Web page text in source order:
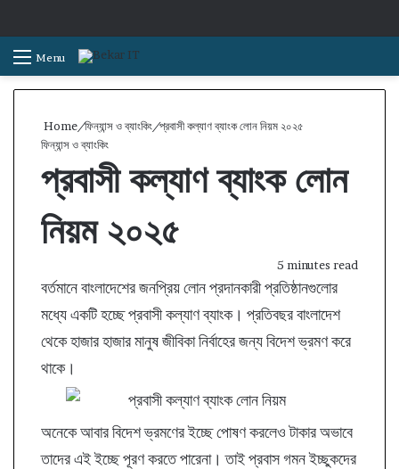
Menu
Home/ফিন্যান্স ও ব্যাংকিং/প্রবাসী কল্যাণ ব্যাংক লোন নিয়ম ২০২৫
ফিন্যান্স ও ব্যাংকিং
প্রবাসী কল্যাণ ব্যাংক লোন
নিয়ম ২০২৫
5 minutes read
বর্তমানে বাংলাদেশের জনপ্রিয় লোন প্রদানকারী প্রতিষ্ঠানগুলোর
মধ্যে একটি হচ্ছে প্রবাসী কল্যাণ ব্যাংক। প্রতিবছর বাংলাদেশ
থেকে হাজার হাজার মানুষ জীবিকা নির্বাহের জন্য বিদেশ ভ্রমণ করে
থাকে।
অনেকে আবার বিদেশ ভ্রমণের ইচ্ছে পোষণ করলেও টাকার অভাবে
তাদের এই ইচ্ছে পূরণ করতে পারেনা। তাই প্রবাস গমন ইচ্ছুকদের